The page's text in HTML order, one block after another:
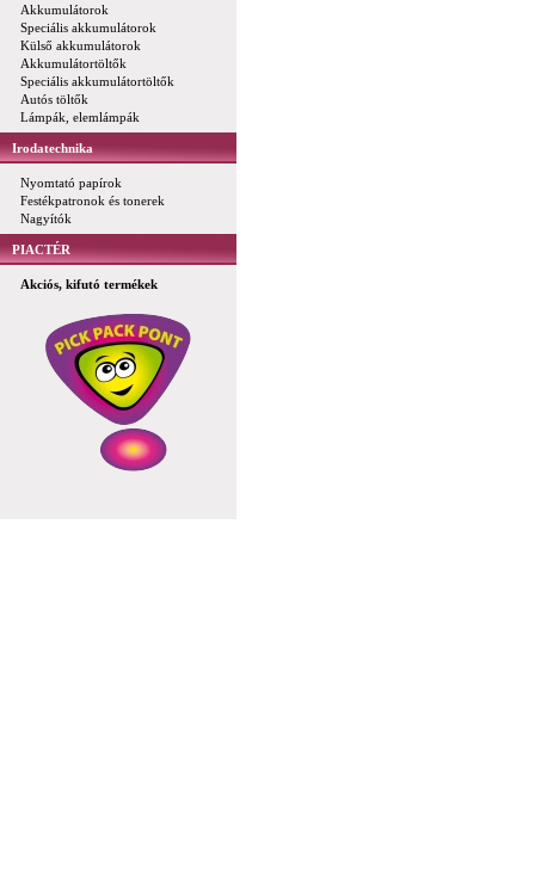
Akkumulátorok
Speciális akkumulátorok
Külső akkumulátorok
Akkumulátortöltők
Speciális akkumulátortöltők
Autós töltők
Lámpák, elemlámpák
Irodatechnika
Nyomtató papírok
Festékpatronok és tonerek
Nagyítók
PIACTÉR
Akciós, kifutó termékek